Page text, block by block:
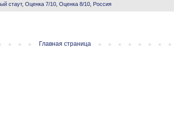
стаут, Оценка 7/10 Оценка 8/10 Россия
Главная страница